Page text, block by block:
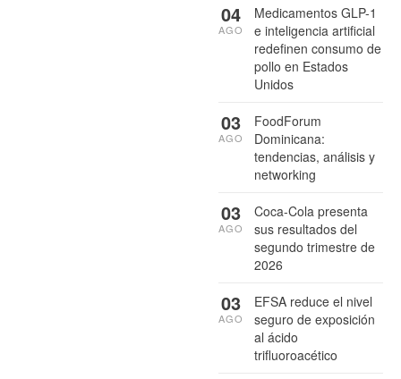
Medicamentos GLP-1
e inteligencia artificial
redefinen consumo de
pollo en Estados
Unidos
04
AGO
FoodForum
Dominicana:
tendencias, análisis y
networking
03
AGO
Coca-Cola presenta
sus resultados del
segundo trimestre de
2026
03
AGO
EFSA reduce el nivel
seguro de exposición
al ácido
trifluoroacético
03
AGO